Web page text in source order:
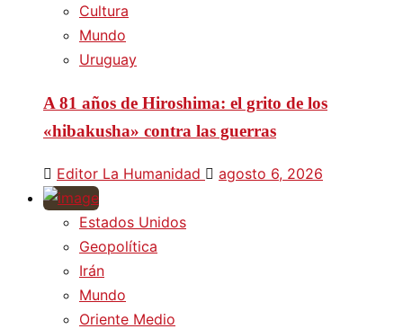
Cultura
Mundo
Uruguay
A 81 años de Hiroshima: el grito de los
«hibakusha» contra las guerras
Editor La Humanidad agosto 6, 2026
Estados Unidos
Geopolítica
Irán
Mundo
Oriente Medio